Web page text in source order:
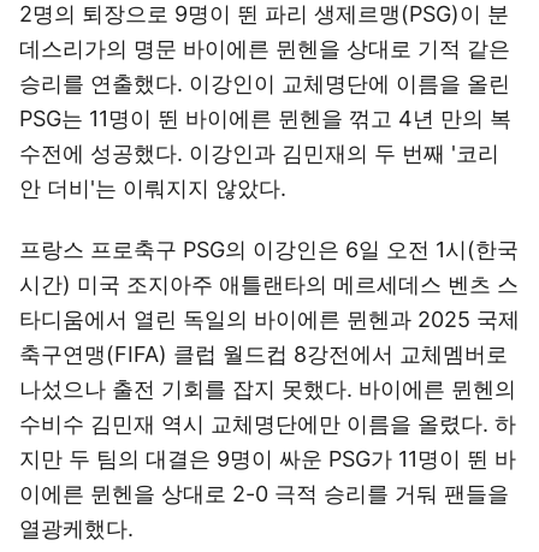
2명의 퇴장으로 9명이 뛴 파리 생제르맹(PSG)이 분
데스리가의 명문 바이에른 뮌헨을 상대로 기적 같은
승리를 연출했다. 이강인이 교체명단에 이름을 올린
PSG는 11명이 뛴 바이에른 뮌헨을 꺾고 4년 만의 복
수전에 성공했다. 이강인과 김민재의 두 번째 '코리
안 더비'는 이뤄지지 않았다.
프랑스 프로축구 PSG의 이강인은 6일 오전 1시(한국
시간) 미국 조지아주 애틀랜타의 메르세데스 벤츠 스
타디움에서 열린 독일의 바이에른 뮌헨과 2025 국제
축구연맹(FIFA) 클럽 월드컵 8강전에서 교체멤버로
나섰으나 출전 기회를 잡지 못했다. 바이에른 뮌헨의
수비수 김민재 역시 교체명단에만 이름을 올렸다. 하
지만 두 팀의 대결은 9명이 싸운 PSG가 11명이 뛴 바
이에른 뮌헨을 상대로 2-0 극적 승리를 거둬 팬들을
열광케했다.